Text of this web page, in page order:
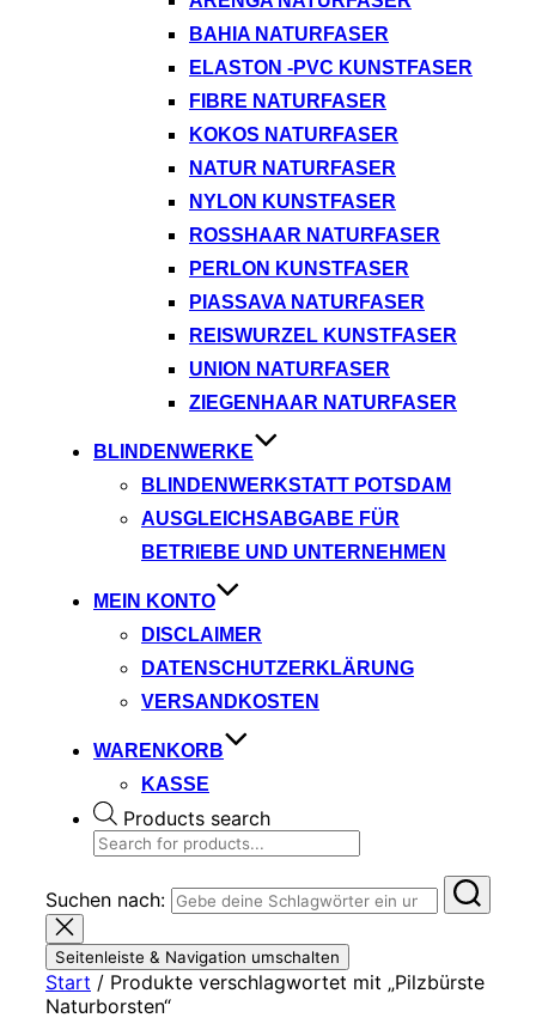
BAHIA NATURFASER
ELASTON -PVC KUNSTFASER
FIBRE NATURFASER
KOKOS NATURFASER
NATUR NATURFASER
NYLON KUNSTFASER
ROSSHAAR NATURFASER
PERLON KUNSTFASER
PIASSAVA NATURFASER
REISWURZEL KUNSTFASER
UNION NATURFASER
ZIEGENHAAR NATURFASER
BLINDENWERKE
BLINDENWERKSTATT POTSDAM
AUSGLEICHSABGABE FÜR
BETRIEBE UND UNTERNEHMEN
MEIN KONTO
DISCLAIMER
DATENSCHUTZERKLÄRUNG
VERSANDKOSTEN
WARENKORB
KASSE
Products search
Suchen nach:
Seitenleiste & Navigation umschalten
Start / Produkte verschlagwortet mit „Pilzbürste
Naturborsten“